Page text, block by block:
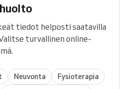
tiedot helposti saatavilla
turvallinen online-
Neuvonta
Fysioterapia